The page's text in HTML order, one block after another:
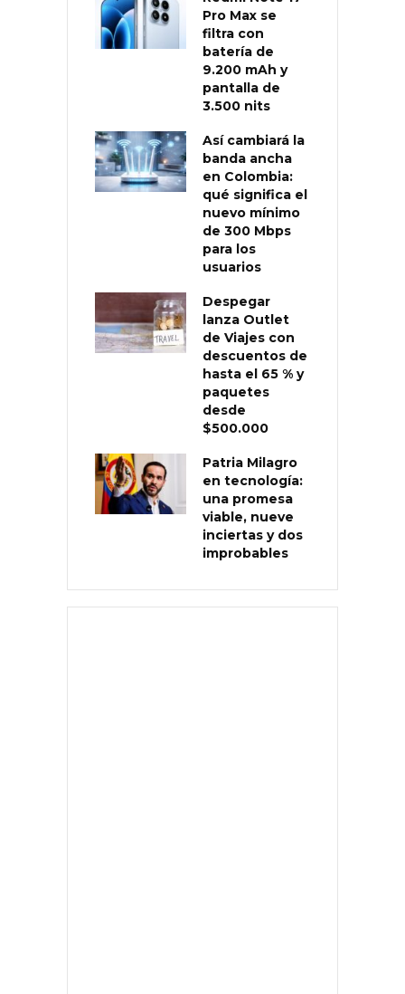
Pro Max se
filtra con
batería de
9.200 mAh y
pantalla de
3.500 nits
Así cambiará la
banda ancha
en Colombia:
qué significa el
nuevo mínimo
de 300 Mbps
para los
usuarios
Despegar
lanza Outlet
de Viajes con
descuentos de
hasta el 65 % y
paquetes
desde
$500.000
Patria Milagro
en tecnología:
una promesa
viable, nueve
inciertas y dos
improbables